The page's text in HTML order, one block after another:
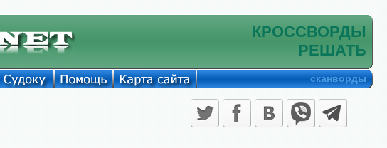
КРОССВОРДЫ
РЕШАТЬ
сканворды